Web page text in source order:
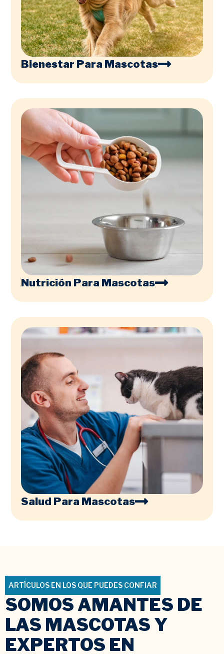
Bienestar Para Mascotas
Nutrición Para Mascotas
Salud Para Mascotas
ARTÍCULOS EN LOS QUE PUEDES CONFIAR
SOMOS AMANTES DE
LAS MASCOTAS Y
EXPERTOS EN